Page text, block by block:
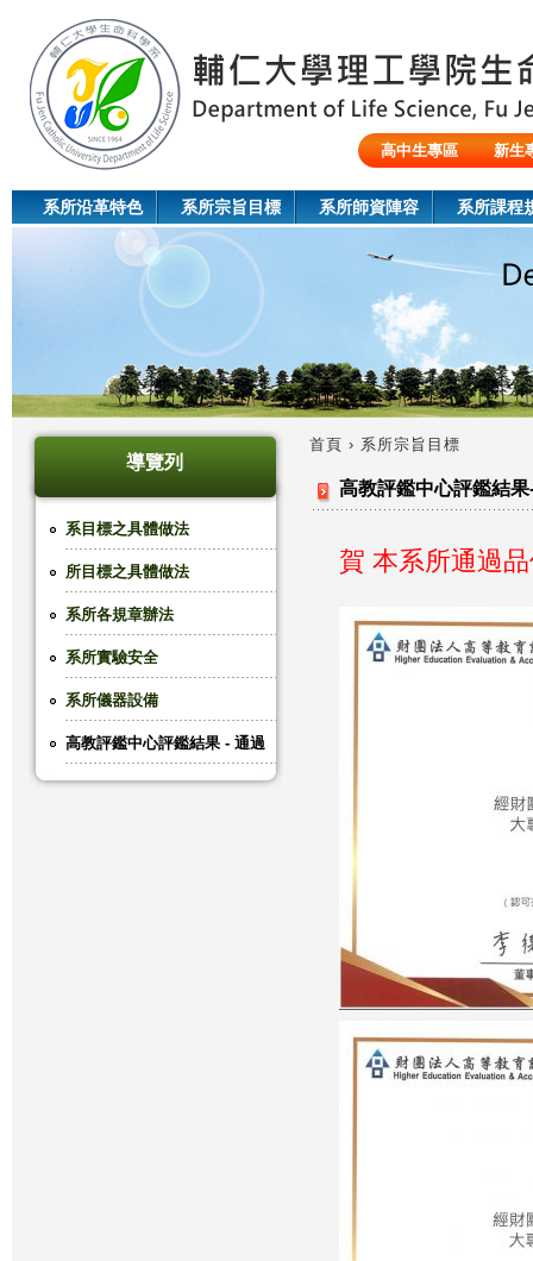
高中生專區
新生
系所沿革特色 系所宗旨目標 系所師資陣容 系所課程
導覽列
系目標之具體做法
所目標之具體做法
系所各規章辦法
系所實驗安全
系所儀器設備
高教評鑑中心評鑑結果 - 通過
您
首頁 › 系所宗旨目標
高教評鑑中心評鑑結
賀 本系所通過